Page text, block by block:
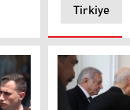
Tirkiye